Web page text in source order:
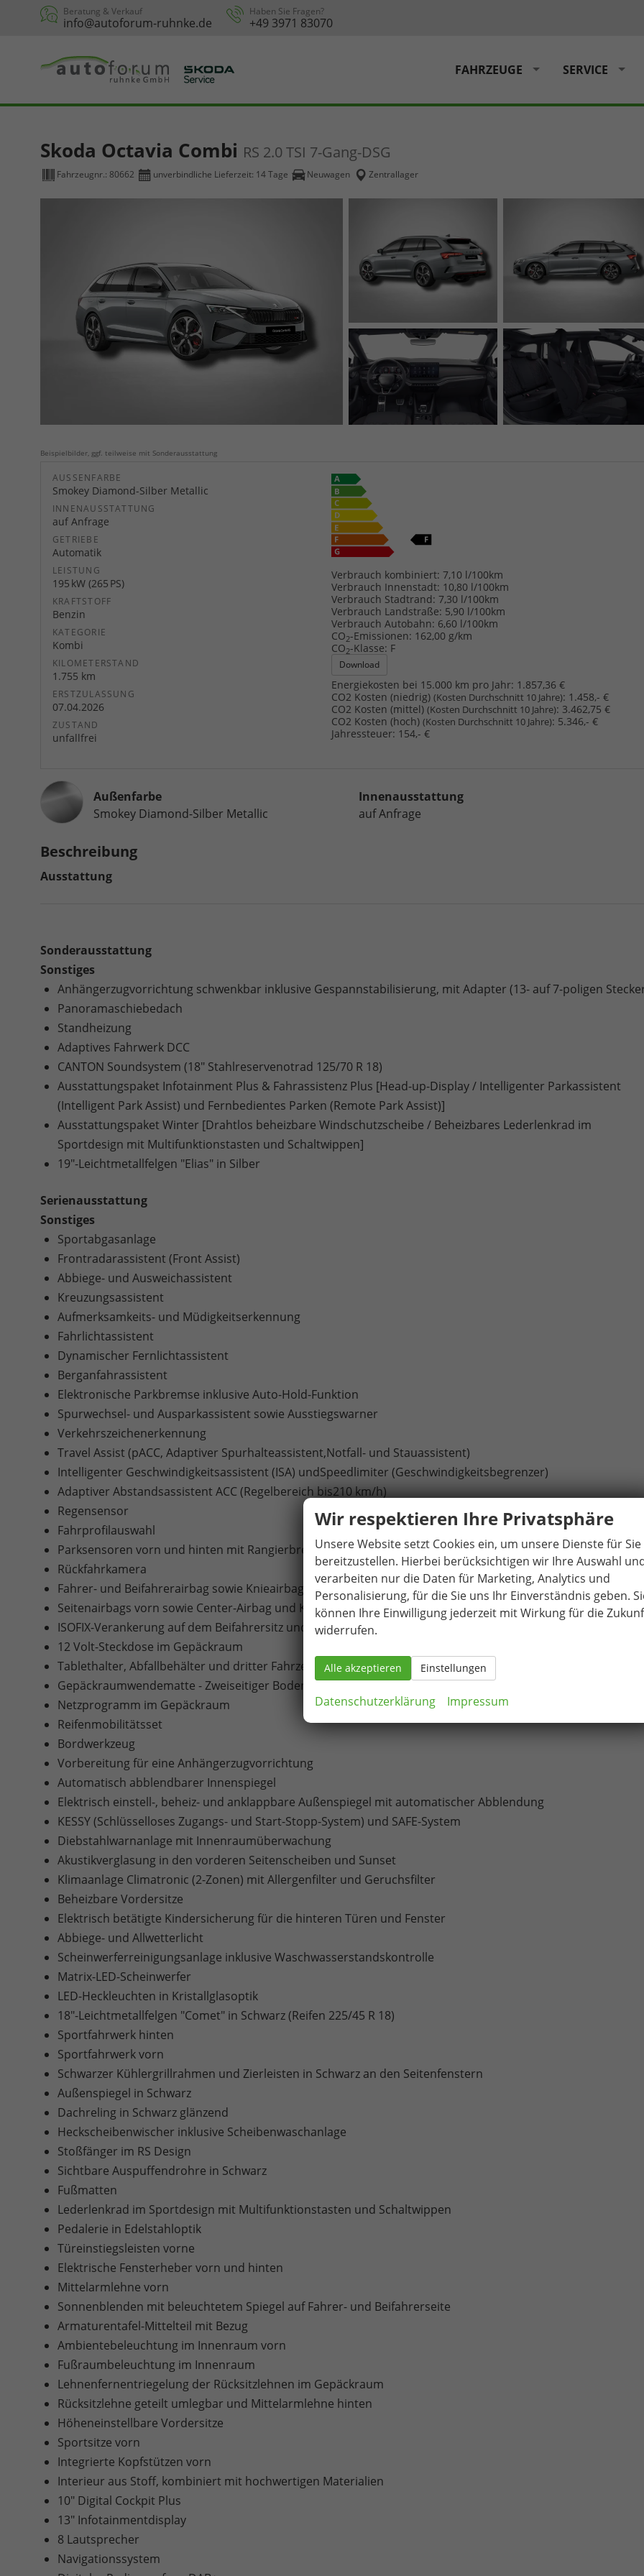
Beratung & Verkauf
info@autoforum-ruhnke.de
Haben Sie Fragen?
+49 3971 83070
FAHRZEUGE SERVICE
Skoda Octavia Combi RS 2.0 TSI 7-Gang-DSG
Fahrzeugnr.: 80662 unverbindliche Lieferzeit: 14 Tage Neuwagen Zentrallager
Beispielbilder, ggf. teilweise mit Sonderausstattung
AUSSENFARBE
Smokey Diamond-Silber Metallic
INNENAUSSTATTUNG
auf Anfrage
GETRIEBE
Automatik
LEISTUNG
195 kW (265 PS)
KRAFTSTOFF
Benzin
KATEGORIE
Kombi
KILOMETERSTAND
1.755 km
ERSTZULASSUNG
07.04.2026
ZUSTAND
unfallfrei
Verbrauch kombiniert: 7,10 l/100km
Verbrauch Innenstadt: 10,80 l/100km
Verbrauch Stadtrand: 7,30 l/100km
Verbrauch Landstraße: 5,90 l/100km
Verbrauch Autobahn: 6,60 l/100km
CO2-Emissionen: 162,00 g/km
CO2-Klasse: F
Download
Energiekosten bei 15.000 km pro Jahr: 1.857,36 €
CO2 Kosten (niedrig) (Kosten Durchschnitt 10 Jahre): 1.458,- €
CO2 Kosten (mittel) (Kosten Durchschnitt 10 Jahre): 3.462,75 €
CO2 Kosten (hoch) (Kosten Durchschnitt 10 Jahre): 5.346,- €
Jahressteuer: 154,- €
Außenfarbe
Smokey Diamond-Silber Metallic
Innenausstattung
auf Anfrage
Beschreibung
Ausstattung
Sonderausstattung
Sonstiges
Anhängerzugvorrichtung schwenkbar inklusive Gespannstabilisierung, mit Adapter (13- auf 7-poligen
Panoramaschiebedach
Standheizung
Adaptives Fahrwerk DCC
CANTON Soundsystem (18" Stahlreservenotrad 125/70 R 18)
Ausstattungspaket Infotainment Plus & Fahrassistenz Plus [Head-up-Display / Intelligenter Parkassistent
(Intelligent Park Assist) und Fernbedientes Parken (Remote Park Assist)]
Ausstattungspaket Winter [Drahtlos beheizbare Windschutzscheibe / Beheizbares Lederlenkrad im
Sportdesign mit Multifunktionstasten und Schaltwippen]
19"-Leichtmetallfelgen "Elias" in Silber
Serienausstattung
Sonstiges
Sportabgasanlage
Frontradarassistent (Front Assist)
Abbiege- und Ausweichassistent
Kreuzungsassistent
Aufmerksamkeits- und Müdigkeitserkennung
Fahrlichtassistent
Dynamischer Fernlichtassistent
Berganfahrassistent
Elektronische Parkbremse inklusive Auto-Hold-Funktion
Spurwechsel- und Ausparkassistent sowie Ausstiegswarner
Verkehrszeichenerkennung
Travel Assist (pACC, Adaptiver Spurhalteassistent,Notfall- und Stauassistent)
Intelligenter Geschwindigkeitsassistent (ISA) undSpeedlimiter (Geschwindigkeitsbegrenzer)
Adaptiver Abstandsassistent ACC (Regelbereich bis210 km/h)
Regensensor
Fahrprofilauswahl
Parksensoren vorn und hinten mit Rangierbremsfunktion
Rückfahrkamera
Fahrer- und Beifahrerairbag sowie Knieairbag auf Fahrerseite und Beifahrerairbag-Deaktivierung
Seitenairbags vorn sowie Center-Airbag und Kopfairbags
ISOFIX-Verankerung auf dem Beifahrersitz und den äußeren Rücksitzen inklusive Top-Tether
12 Volt-Steckdose im Gepäckraum
Tablethalter, Abfallbehälter und dritter Fahrzeugschlüssel
Gepäckraumwendematte - Zweiseitiger Bodenbelag
Netzprogramm im Gepäckraum
Reifenmobilitätsset
Bordwerkzeug
Vorbereitung für eine Anhängerzugvorrichtung
Automatisch abblendbarer Innenspiegel
Elektrisch einstell-, beheiz- und anklappbare Außenspiegel mit automatischer Abblendung
KESSY (Schlüsselloses Zugangs- und Start-Stopp-System) und SAFE-System
Diebstahlwarnanlage mit Innenraumüberwachung
Akustikverglasung in den vorderen Seitenscheiben und Sunset
Klimaanlage Climatronic (2-Zonen) mit Allergenfilter und Geruchsfilter
Beheizbare Vordersitze
Elektrisch betätigte Kindersicherung für die hinteren Türen und Fenster
Abbiege- und Allwetterlicht
Scheinwerferreinigungsanlage inklusive Waschwasserstandskontrolle
Matrix-LED-Scheinwerfer
LED-Heckleuchten in Kristallglasoptik
18"-Leichtmetallfelgen "Comet" in Schwarz (Reifen 225/45 R 18)
Sportfahrwerk hinten
Sportfahrwerk vorn
Schwarzer Kühlergrillrahmen und Zierleisten in Schwarz an den Seitenfenstern
Außenspiegel in Schwarz
Dachreling in Schwarz glänzend
Heckscheibenwischer inklusive Scheibenwaschanlage
Stoßfänger im RS Design
Sichtbare Auspuffendrohre in Schwarz
Fußmatten
Lederlenkrad im Sportdesign mit Multifunktionstasten und Schaltwippen
Pedalerie in Edelstahloptik
Türeinstiegsleisten vorne
Elektrische Fensterheber vorn und hinten
Mittelarmlehne vorn
Sonnenblenden mit beleuchtetem Spiegel auf Fahrer- und Beifahrerseite
Armaturentafel-Mittelteil mit Bezug
Ambientebeleuchtung im Innenraum vorn
Fußraumbeleuchtung im Innenraum
Lehnenfernentriegelung der Rücksitzlehnen im Gepäckraum
Rücksitzlehne geteilt umlegbar und Mittelarmlehne hinten
Höheneinstellbare Vordersitze
Sportsitze vorn
Integrierte Kopfstützen vorn
Interieur aus Stoff, kombiniert mit hochwertigen Materialien
10" Digital Cockpit Plus
13" Infotainmentdisplay
8 Lautsprecher
Navigationssystem
Wir respektieren Ihre Privatsphäre
Unsere Website setzt Cookies ein, um unsere Dienste für Sie
bereitzustellen. Hierbei berücksichtigen wir Ihre Auswahl
verarbeiten nur die Daten für Marketing, Analytics und
Personalisierung, für die Sie uns Ihr Einverständnis geben.
können Ihre Einwilligung jederzeit mit Wirkung für die
widerrufen.
Alle akzeptieren Einstellungen
Datenschutzerklärung Impressum